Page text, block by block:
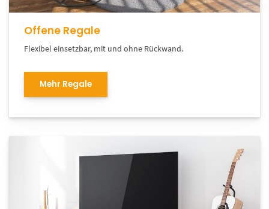
Offene Regale
Flexibel einsetzbar, mit und ohne Rückwand.
Mehr Regale